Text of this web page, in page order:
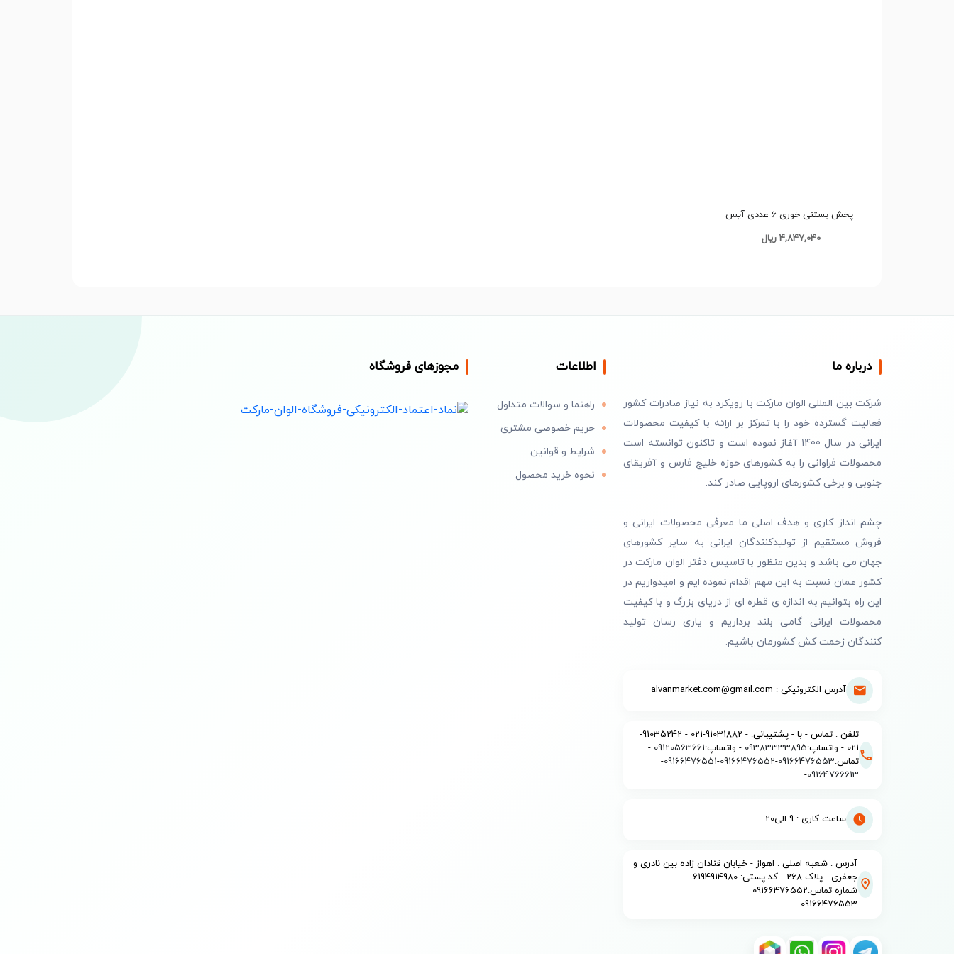
پخش بستنی خوری 6 عددی آیس
4,847,040 ریال
درباره ما
شرکت بین المللی الوان مارکت با رویکرد به نیاز صادرات کشور
فعالیت گسترده خود را با تمرکز بر ارائه با کیفیت محصولات
ایرانی در سال 1400 آغاز نموده است و تاکنون توانسته است
محصولات فراوانی را به کشورهای حوزه خلیج فارس و آفریقای
جنوبی و برخی کشورهای اروپایی صادر کند.
چشم انداز کاری و هدف اصلی ما معرفی محصولات ایرانی و
فروش مستقیم از تولیدکنندگان ایرانی به سایر کشورهای
جهان می باشد و بدین منظور با تاسیس دفتر الوان مارکت در
کشور عمان نسبت به این مهم اقدام نموده ایم و امیدواریم در
این راه بتوانیم به اندازه ی قطره ای از دریای بزرگ و با کیفیت
محصولات ایرانی گامی بلند برداریم و یاری رسان تولید
کنندگان زحمت کش کشورمان باشیم.
آدرس الکترونیکی : alvanmarket.com@gmail.com
تلفن : تماس - با - پشتیبانی: - 91031882-021 - 91035242-
021 - واتساپ:
09383333895 - واتساپ:09120563661
-
تماس:09166476553
-
09166476552
-
09166476551
-
09164766613
-
ساعت کاری : 9 الی20
آدرس : شعبه اصلی : اهواز - خیابان قنادان زاده بین نادری و
جعفری - پلاک 268 - کد پستی: 6194914980
شماره تماس:09166476552
09166476553
اطلاعات
راهنما و سوالات متداول
حریم خصوصی مشتری
شرایط و قوانین
نحوه خرید محصول
مجوزهای فروشگاه